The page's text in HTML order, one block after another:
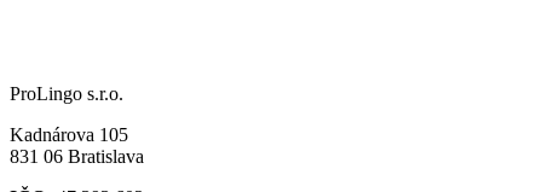
ProLingo s.r.o.
Kadnárova 105
831 06 Bratislava